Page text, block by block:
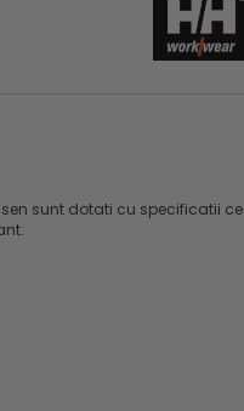
sunt dotati cu specificatii ce